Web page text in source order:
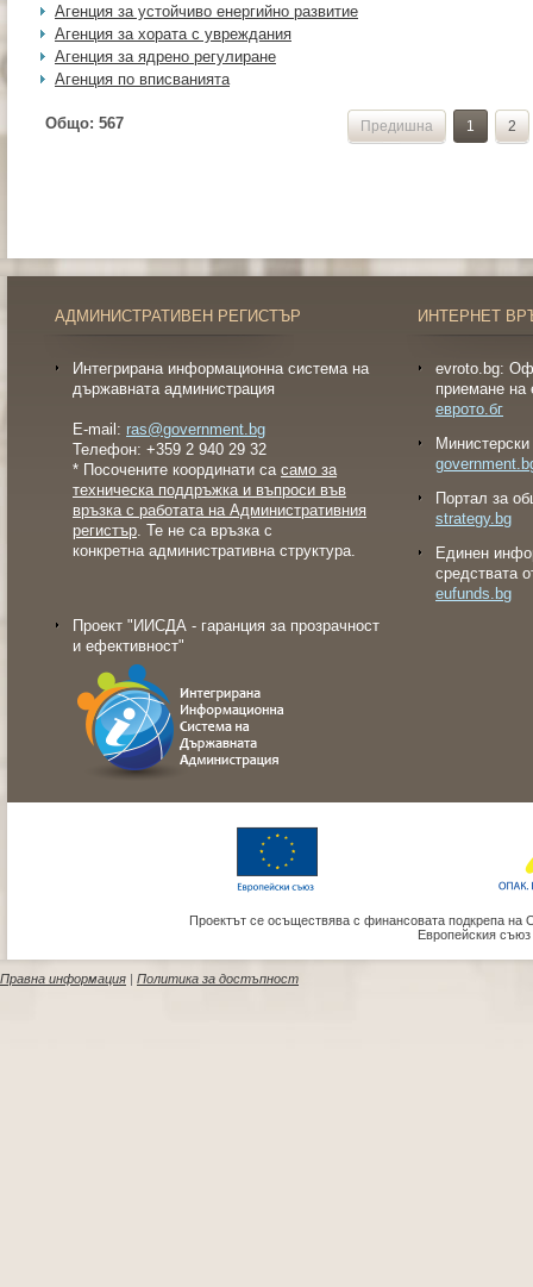
Агенция за устойчиво енергийно развитие
Агенция за хората с увреждания
Агенция за ядрено регулиране
Агенция по вписванията
Общо: 567 Предишна 1 2
АДМИНИСТРАТИВЕН РЕГИСТЪР
Интегрирана информационна система на
държавната администрация
E-mail: ras@government.bg
Телефон: +359 2 940 29 32
* Посочените координати са само за
техническа поддръжка и въпроси във
връзка с работата на Административния
регистър. Те не са връзка с
конкретна административна структура.
Проект "ИИСДА - гаранция за прозрачност
и ефективност"
ИНТЕРНЕТ
evroto.bg:
приемане на
еврото.бг
Портал за
strategy.bg
Eдинен
средствата
eufunds.bg
Проектът се осъществява с финансовата подкрепа на
Европейския
Правна информация | Политика за достъпност